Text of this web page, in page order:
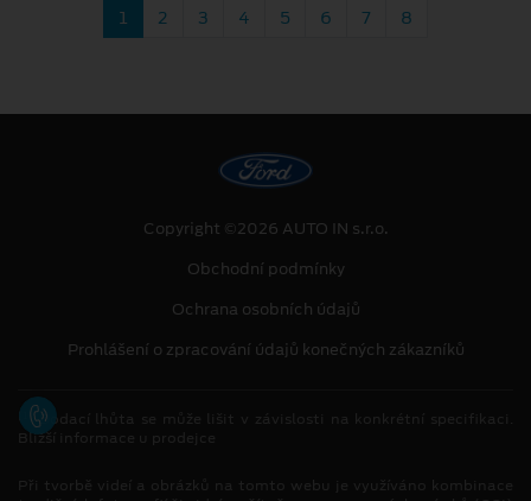
1 2 3 4 5 6 7 8
Copyright ©2026 AUTO IN s.r.o.
Obchodní podmínky
Ochrana osobních údajů
Prohlášení o zpracování údajů konečných zákazníků
[1] Dodací lhůta se může lišit v závislosti na konkrétní specifikaci.
Bližší informace u prodejce